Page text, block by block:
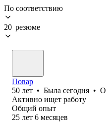
По соответствию
20 резюме
Повар
50 лет • Была сегодня •
Активно ищет работу
Общий опыт
25 лет 6 месяцев